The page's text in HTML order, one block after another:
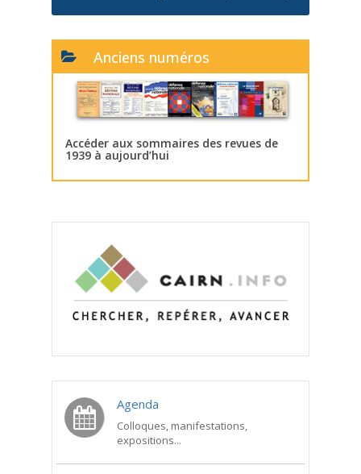
Anciens numéros
Accéder aux sommaires des revues de
1939 à aujourd’hui
Agenda
Colloques, manifestations,
expositions...